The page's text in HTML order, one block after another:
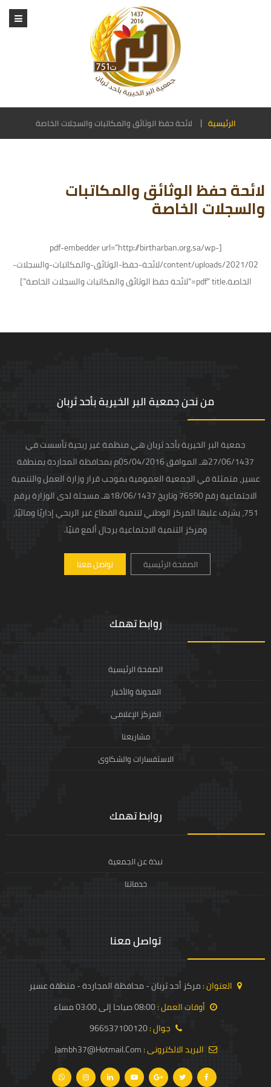
الرئيسية لائحة حفظ الوثائق والمكاتبات والسجلات الخاصة
لائحة حفظ الوثائق والمكاتبات
والسجلات الخاصة
[pdf-embedder url=”http://birtharban.org.sa/wp-
content/uploads/2021/02/لائحة-حفظ-الوثائق-والمكاتبات-والسجلات-
الخاصة.pdf” title=”لائحة حفظ الوثائق والمكاتبات والسجلات الخاصة”]
من نحن جمعية البر الخيرية بأحد ثربان
جمعية البر الخيرية بأحد ثربان هي منظمة غير ربحية تأسست في
27/06/1437هـ الموافق 05/04/2016م بمحافظة المجاردة بمنطقة
عسير، متمثلة في الجمعية العمومية بموجب قرار وزارة العمل والتنمية
الاجتماعية رقم 76590 وتاريخ 18/06/1437هـ مسجلة لدى الوزارة برقم
751، يشرف عليها المركز الوطني لتنمية القطاع غير الربحي إداريًا وماليًا،
ومركز التنمية الاجتماعية برجال ألمع فنيًا.
الصفحة الرئيسية تواصل معنا
روابط تهمك
الصفحة الرئيسية
المدونة والأخبار
المركز الإعلامى
مشاريعنا
الاستفسارات والشكاوى
روابط تهمك
نبذة عن الجمعية
خدماتنا
تواصل معنا
العنوان :مركز أحد ثربان - محافظة المجاردة - منطقة عسير
أوقات العمل :08:00 صباحا إلى 03:00 مساء
جوال :966537100120
البريد الالكترونى :Jambh37@hotmail.com